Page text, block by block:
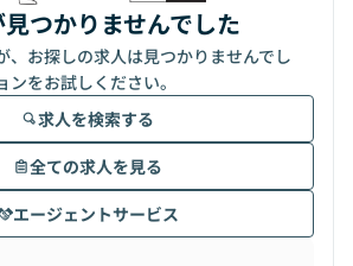
つかりませんでした
、お探しの求人は見つかりませんでし
をお試しください。
求人を検索する
全ての求人を見る
エージェントサービス